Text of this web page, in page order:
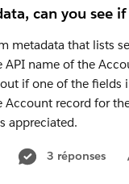
can you see
metadata that lists
API name of the
if one of the fields
Account record for
appreciated.
3 réponses